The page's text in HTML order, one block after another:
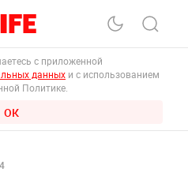
с приложенной
данных и с использованием
Политике.
ОК